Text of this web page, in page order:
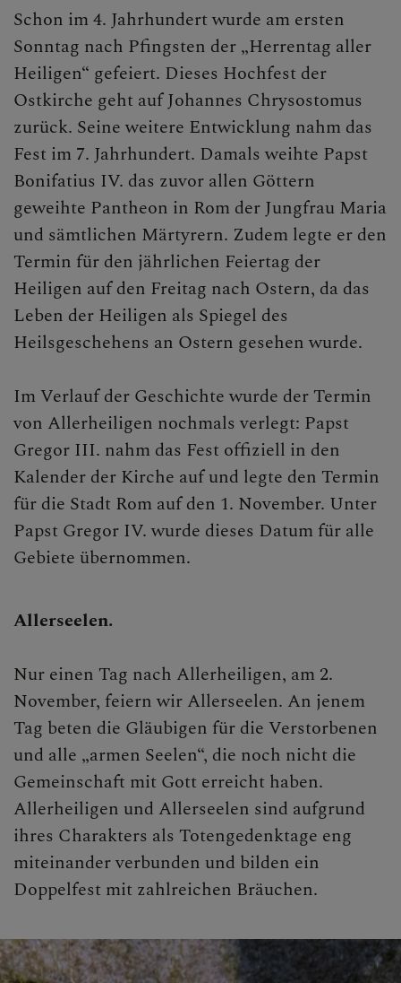
MITMACHEN
BEGEGNEN
Schon im 4. Jahrhundert wurde am ersten
Sonntag nach Pfingsten der „Herrentag aller
Heiligen“ gefeiert. Dieses Hochfest der
Ostkirche geht auf Johannes Chrysostomus
zurück. Seine weitere Entwicklung nahm das
Fest im 7. Jahrhundert. Damals weihte Papst
Bonifatius IV. das zuvor allen Göttern
geweihte Pantheon in Rom der Jungfrau Maria
und sämtlichen Märtyrern. Zudem legte er den
Termin für den jährlichen Feiertag der
Heiligen auf den Freitag nach Ostern, da das
Leben der Heiligen als Spiegel des
Heilsgeschehens an Ostern gesehen wurde.
Im Verlauf der Geschichte wurde der Termin
von Allerheiligen nochmals verlegt: Papst
Gregor III. nahm das Fest offiziell in den
Kalender der Kirche auf und legte den Termin
für die Stadt Rom auf den 1. November. Unter
Papst Gregor IV. wurde dieses Datum für alle
Gebiete übernommen.
Allerseelen.
Nur einen Tag nach Allerheiligen, am 2.
November, feiern wir Allerseelen. An jenem
Tag beten die Gläubigen für die Verstorbenen
und alle „armen Seelen“, die noch nicht die
Gemeinschaft mit Gott erreicht haben.
Allerheiligen und Allerseelen sind aufgrund
ihres Charakters als Totengedenktage eng
miteinander verbunden und bilden ein
Doppelfest mit zahlreichen Bräuchen.